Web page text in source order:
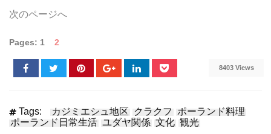
次のページへ
Pages: 1 2
8403 Views
Tags: カジミエシュ地区 クラクフ
ポーランド料理
ポーランド日常生活 ユダヤ関係 文化 観光